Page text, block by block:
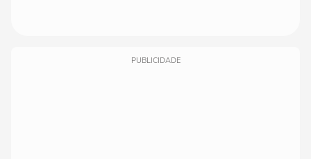
PUBLICIDADE